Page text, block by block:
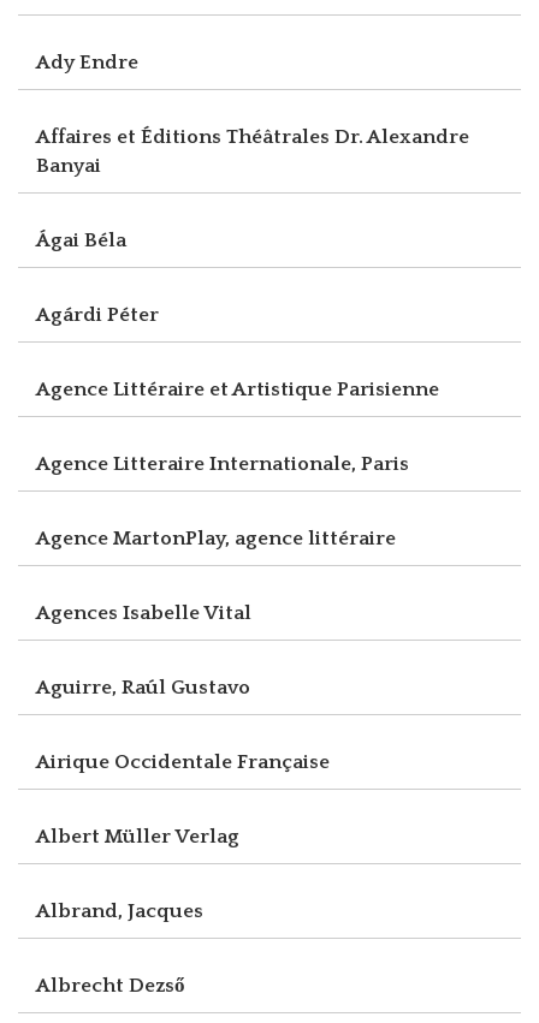
Ady Endre
Affaires et Éditions Théâtrales Dr. Alexandre
Banyai
Ágai Béla
Agárdi Péter
Agence Littéraire et Artistique Parisienne
Agence Litteraire Internationale, Paris
Agence MartonPlay, agence littéraire
Agences Isabelle Vital
Aguirre, Raúl Gustavo
Airique Occidentale Française
Albert Müller Verlag
Albrand, Jacques
Albrecht Dezső